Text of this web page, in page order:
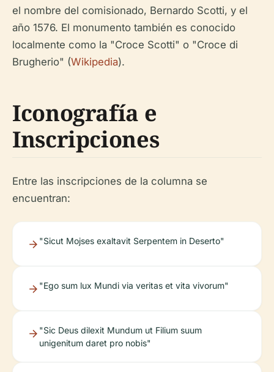
el nombre del comisionado, Bernardo Scotti, y el
año 1576. El monumento también es conocido
localmente como la "Croce Scotti" o "Croce di
Brugherio" (Wikipedia).
Iconografía e
Inscripciones
Entre las inscripciones de la columna se
encuentran:
"Sicut Mojses exaltavit Serpentem in Deserto"
"Ego sum lux Mundi via veritas et vita vivorum"
"Sic Deus dilexit Mundum ut Filium suum
unigenitum daret pro nobis"